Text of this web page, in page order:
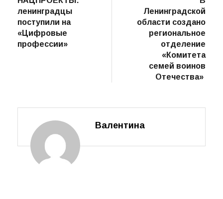
Навигация
по
записям
предыдущая
НАЦПРОЕКТЫ:
ленинградцы
поступили на
следующая
пост
В
Ленинградской
области создано
региональное
отделение
«Комитета
Валентина